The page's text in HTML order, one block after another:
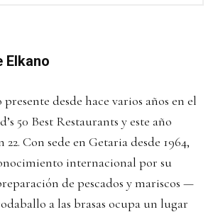
Elkano
desde hace varios años en el
50 Best Restaurants y este año
Con sede en Getaria desde 1964,
internacional por su
de pescados y mariscos —
a las brasas ocupa un lugar